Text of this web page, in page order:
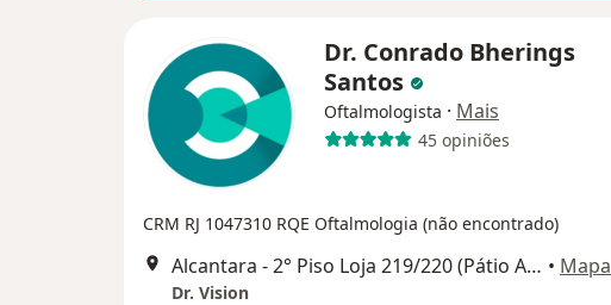
Dr. Conrado Bherings
Santos
Oftalmologista · Mais
45 opiniões
CRM RJ 1047310 RQE Oftalmologia (não encontrado)
Alcantara - 2° Piso Loja 219/220 (Pátio Alcântara), São Gonçalo • Mapa
Dr. Vision